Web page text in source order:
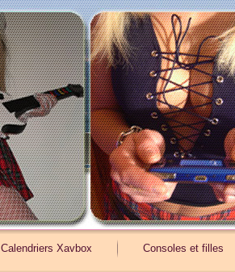
Calendriers Xavbox Consoles et filles